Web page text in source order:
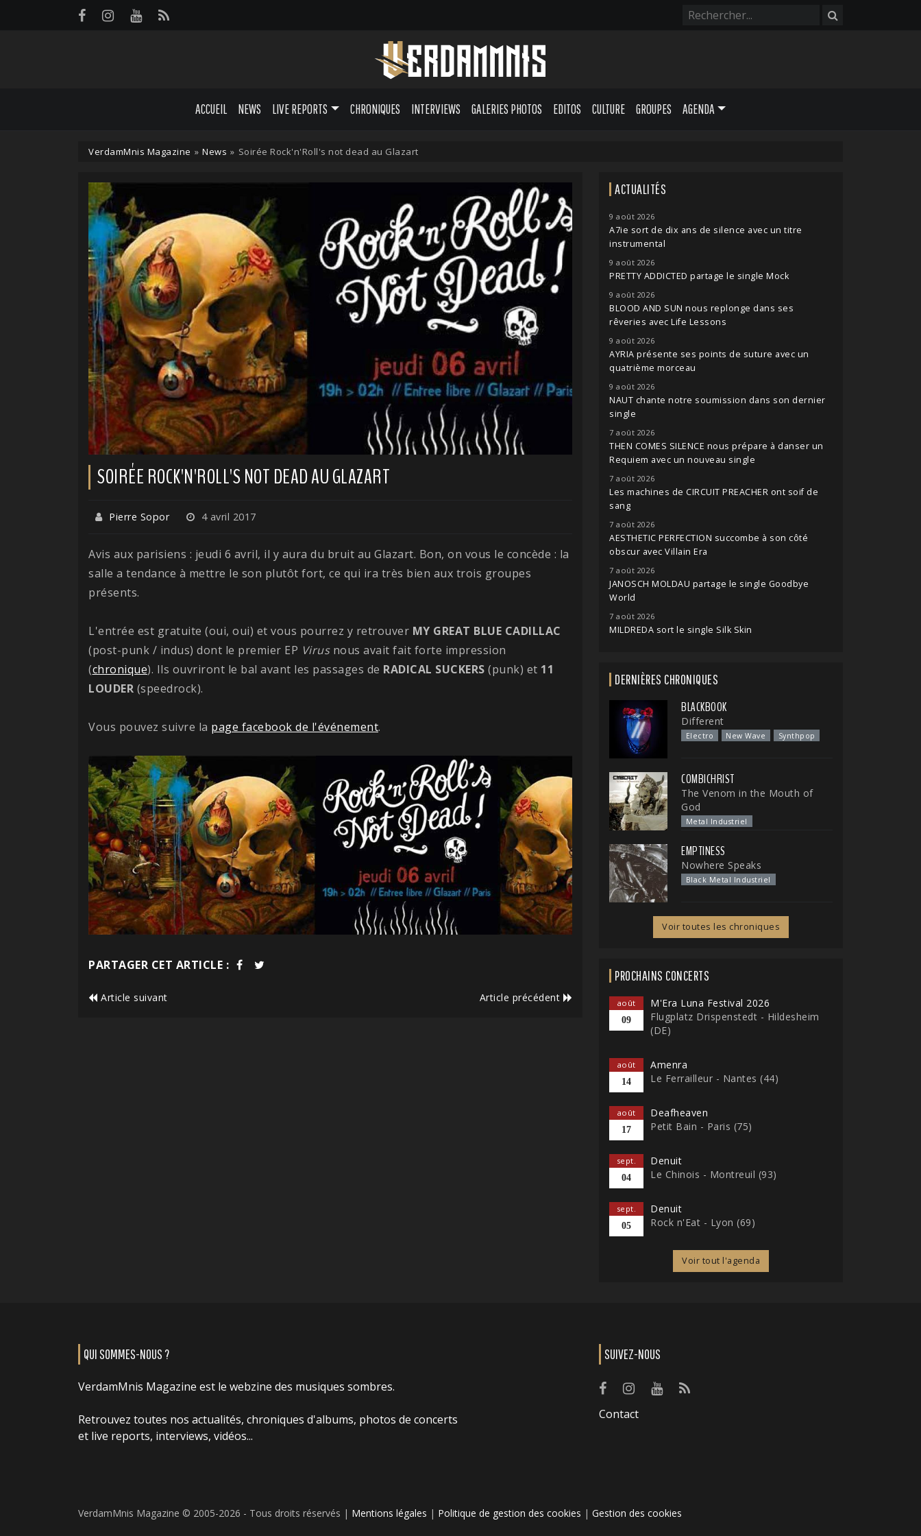
ACCUEIL NEWS LIVE REPORTS CHRONIQUES INTERVIEWS GALERIES PHOTOS EDITOS CULTURE GROUPES AGENDA
VerdamMnis Magazine » News » Soirée Rock'n'Roll's not dead au Glazart
SOIRÉE ROCK'N'ROLL'S NOT DEAD AU GLAZART
Pierre Sopor 4 avril 2017
Avis aux parisiens : jeudi 6 avril, il y aura du bruit au Glazart. Bon, on vous le concède : la
salle a tendance à mettre le son plutôt fort, ce qui ira très bien aux trois groupes
présents.
L'entrée est gratuite (oui, oui) et vous pourrez y retrouver MY GREAT BLUE CADILLAC
(post-punk / indus) dont le premier EP Virusnous avait fait forte impression
(chronique). Ils ouvriront le bal avant les passages de RADICAL SUCKERS (punk) et 11
LOUDER (speedrock).
Vous pouvez suivre la page facebook de l'événement.
PARTAGER CET ARTICLE :
Article suivant Article précédent
ACTUALITÉS
9 août 2026
A7ie sort de dix ans de silence avec un titre
instrumental
9 août 2026
PRETTY ADDICTED partage le single Mock
9 août 2026
BLOOD AND SUN nous replonge dans ses
rêveries avec Life Lessons
9 août 2026
AYRIA présente ses points de suture avec un
quatrième morceau
9 août 2026
NAUT chante notre soumission dans son dernier
single
7 août 2026
THEN COMES SILENCE nous prépare à danser un
Requiem avec un nouveau single
7 août 2026
Les machines de CIRCUIT PREACHER ont soif de
sang
7 août 2026
AESTHETIC PERFECTION succombe à son côté
obscur avec Villain Era
7 août 2026
JANOSCH MOLDAU partage le single Goodbye
World
7 août 2026
MILDREDA sort le single Silk Skin
DERNIÈRES CHRONIQUES
BLACKBOOK
Different
Electro New Wave Synthpop
COMBICHRIST
The Venom in the Mouth of
God
Metal Industriel
EMPTINESS
Nowhere Speaks
Black Metal Industriel
Voir toutes les chroniques
PROCHAINS CONCERTS
août
09
M'Era Luna Festival 2026
Flugplatz Drispenstedt - Hildesheim
(DE)
août
14
Amenra
Le Ferrailleur - Nantes (44)
août
17
Deafheaven
Petit Bain - Paris (75)
sept.
04
Denuit
Le Chinois - Montreuil (93)
sept.
05
Denuit
Rock n'Eat - Lyon (69)
Voir tout l'agenda
QUI SOMMES-NOUS ?
VerdamMnis Magazine est le webzine des musiques sombres.
Retrouvez toutes nos actualités, chroniques d'albums, photos de concerts
et live reports, interviews, vidéos...
SUIVEZ-NOUS
Contact
VerdamMnis Magazine © 2005-2026 - Tous droits réservés | Mentions légales | Politique de gestion des cookies | Gestion des cookies
Panneau de gestion des cookies